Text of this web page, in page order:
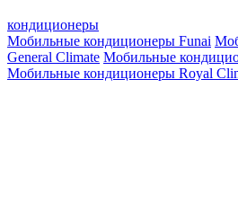
кондиционеры
Мобильные кондиционеры Funai
General Climate Мобильные
Мобильные кондиционеры Royal